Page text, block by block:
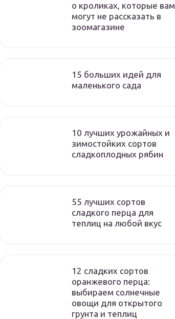
о кроликах, которые вам
могут не рассказать в
зоомагазине
15 больших идей для
маленького сада
10 лучших урожайных и
зимостойких сортов
сладкоплодных рябин
55 лучших сортов
сладкого перца для
теплиц на любой вкус
12 сладких сортов
оранжевого перца:
выбираем солнечные
овощи для открытого
грунта и теплиц